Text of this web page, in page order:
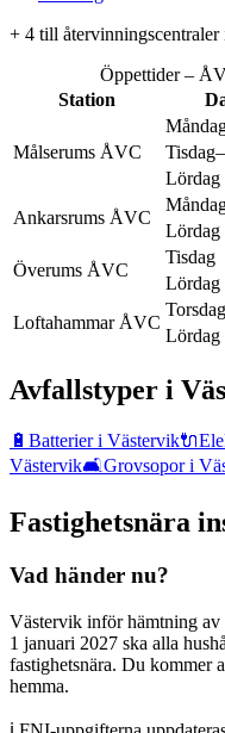
+ 4 till återvinningscentraler
Öppettider –
Station
Målserums ÅVC
Lördag
Ankarsrums ÅVC
Lördag
Överums ÅVC
Tisdag
Lördag
Loftahammar ÅVC
Torsdag
Lördag
Avfallstyper i
🔋 Batterieri Västervik🔌
Västervik🛋️Grovsopori
Fastighetsnära
Vad händer nu?
Västervik inför hämtning av
1 januari 2027 ska alla
fastighetsnära. Du kommer
hemma.